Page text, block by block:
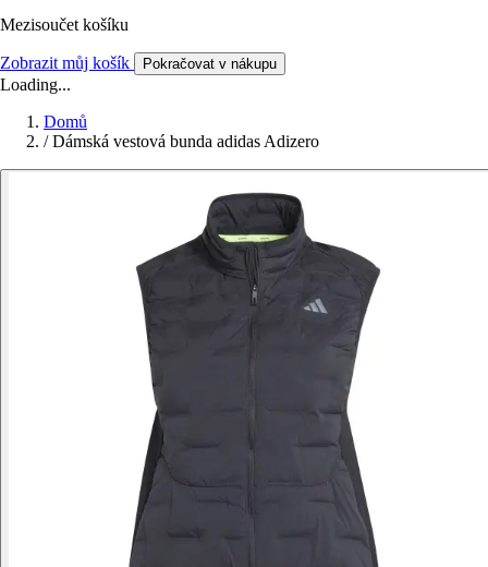
Mezisoučet košíku
Zobrazit můj košík Pokračovat v nákupu
Loading...
Domů
/ Dámská vestová bunda adidas Adizero